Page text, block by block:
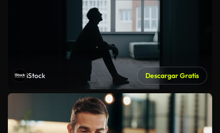
iStock Descargar Gratis